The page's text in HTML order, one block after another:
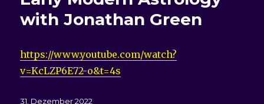
with Jonathan Green
https://www.youtube.com/watch?
v=KcLZP6E72-o&t=4s
Veröffentlicht
31. Dezember 2022